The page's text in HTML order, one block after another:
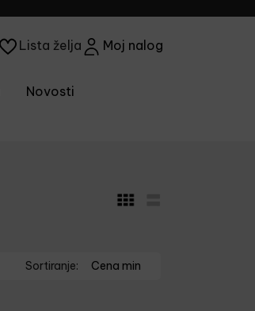
Moj nalog
Lista želja
Novosti
Sortiranje: Cena min